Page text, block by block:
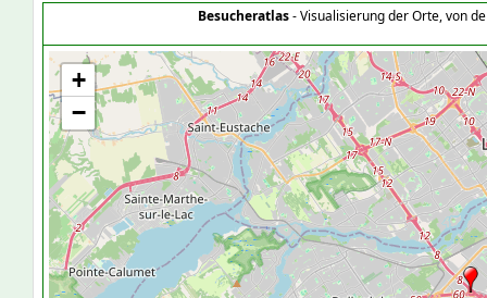
Besucheratlas- Visualisierung der Orte, von
+
−